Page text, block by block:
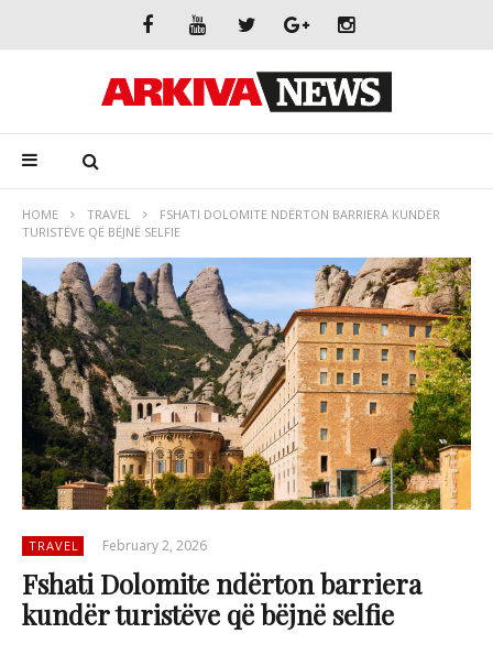
HOME TRAVEL
FSHATI DOLOMITE NDËRTON BARRIERA KUNDËR
TURISTËVE QË BËJNË SELFIE
TRAVEL February 2, 2026
Fshati Dolomite ndërton barriera
kundër turistëve që bëjnë selfie